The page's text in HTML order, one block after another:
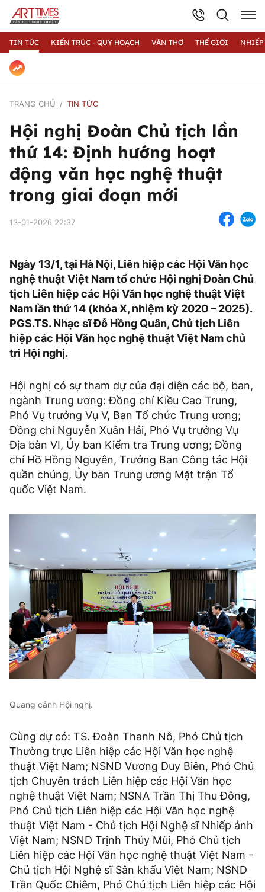
TIN TỨC KIẾN TRÚC - QUY HOẠCH VĂN THƠ THẾ GIỚI
TRANG CHỦ TIN TỨC
Hội nghị Đoàn Chủ tịch lần
thứ 14: Định hướng hoạt
động văn học nghệ thuật
trong giai đoạn mới
13-01-2026 22:37
Ngày 13/1, tại Hà Nội, Liên hiệp các Hội Văn học
nghệ thuật Việt Nam tổ chức Hội nghị Đoàn Chủ
tịch Liên hiệp các Hội Văn học nghệ thuật Việt
Nam lần thứ 14 (khóa X, nhiệm kỳ 2020 – 2025).
PGS.TS. Nhạc sĩ Đỗ Hồng Quân, Chủ tịch Liên
hiệp các Hội Văn học nghệ thuật Việt Nam chủ
trì Hội nghị.
Hội nghị có sự tham dự của đại diện các bộ, ban,
ngành Trung ương: Đồng chí Kiều Cao Trung,
Phó Vụ trưởng Vụ V, Ban Tổ chức Trung ương;
Đồng chí Nguyễn Xuân Hải, Phó Vụ trưởng Vụ
Địa bàn VI, Ủy ban Kiểm tra Trung ương; Đồng
chí Hồ Hồng Nguyên, Trưởng Ban Công tác Hội
quần chúng, Ủy ban Trung ương Mặt trận Tổ
quốc Việt Nam.
Quang cảnh Hội nghị.
Cùng dự có: TS. Đoàn Thanh Nô, Phó Chủ tịch
Thường trực Liên hiệp các Hội Văn học nghệ
thuật Việt Nam; NSND Vương Duy Biên, Phó Chủ
tịch Chuyên trách Liên hiệp các Hội Văn học
nghệ thuật Việt Nam; NSNA Trần Thị Thu Đông,
Phó Chủ tịch Liên hiệp các Hội Văn học nghệ
thuật Việt Nam - Chủ tịch Hội Nghệ sĩ Nhiếp ảnh
Việt Nam; NSND Trịnh Thúy Mùi, Phó Chủ tịch
Liên hiệp các Hội Văn học nghệ thuật Việt Nam -
Chủ tịch Hội Nghệ sĩ Sân khấu Việt Nam; NSND
Trần Quốc Chiêm, Phó Chủ tịch Liên hiệp các Hội